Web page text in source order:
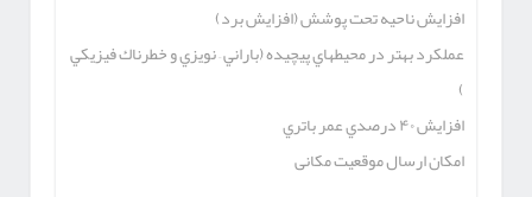
افزایش ناحیه تحت پوشش (افزایش برد)
عملكرد بهتر در محيطهاي پيچيده (‌باراني – نويزي و خطرناك فيزيكي
)
افزايش ۴۰ درصدي عمر باتري
امکان ارسال موقعیت مکانی